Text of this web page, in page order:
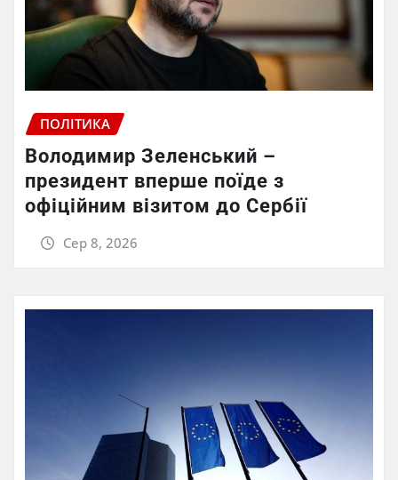
ПОЛІТИКА
Володимир Зеленський –
президент вперше поїде з
офіційним візитом до Сербії
Сер 8, 2026